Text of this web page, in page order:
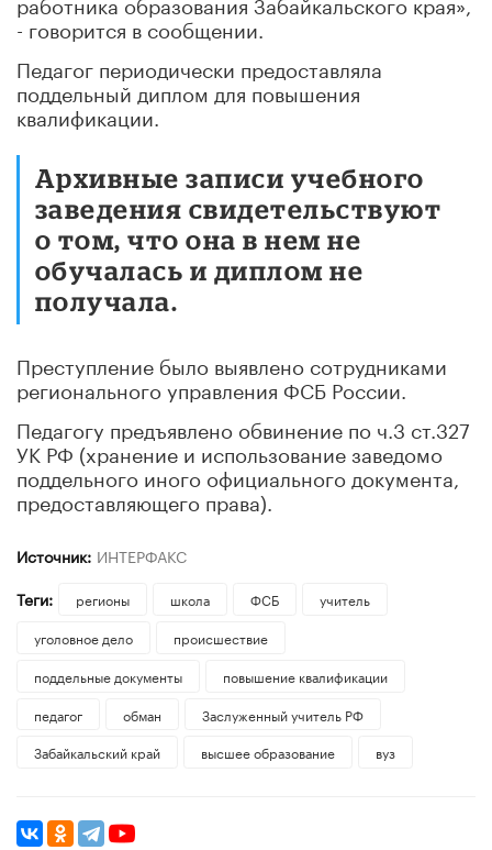
- говорится в сообщении.
Педагог периодически предоставляла
поддельный диплом для повышения
квалификации.
Архивные записи учебного
заведения свидетельствуют
о том, что она в нем не
обучалась и диплом не
получала.
Преступление было выявлено сотрудниками
регионального управления ФСБ России.
Педагогу предъявлено обвинение по ч.3 ст.327
УК РФ (хранение и использование заведомо
поддельного иного официального документа,
предоставляющего права).
Источник: ИНТЕРФАКС
Теги:
регионы школа ФСБ
учитель
уголовное дело
происшествие
поддельные документы
повышение квалификации
педагог
обман
Заслуженный учитель РФ
Забайкальский край
высшее образование вуз